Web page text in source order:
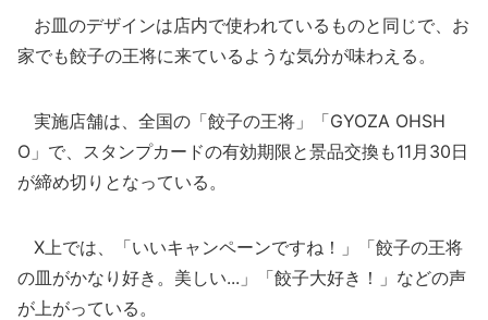
お皿のデザインは店内で使われているものと同じで、お
家でも餃子の王将に来ているような気分が味わえる。
実施店舗は、全国の「餃子の王将」「GYOZA OHSH
O」で、スタンプカードの有効期限と景品交換も11月30日
が締め切りとなっている。
X上では、「いいキャンペーンですね！」「餃子の王将
の皿がかなり好き。美しい...」「餃子大好き！」などの声
が上がっている。